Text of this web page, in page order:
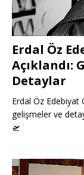
Erdal Öz
Açıklandı:
Detaylar
Erdal Öz Edebiyat
gelişmeler ve
🛫